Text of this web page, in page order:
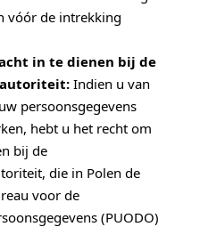
vóór de intrekking
in te dienen bij de
Indien u van
persoonsgegevens
hebt u het recht om
bij de
die in Polen de
voor de
(PUODO)